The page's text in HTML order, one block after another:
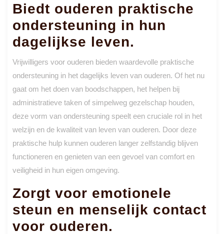
Biedt ouderen praktische
ondersteuning in hun
dagelijkse leven.
Vrijwilligers voor ouderen bieden waardevolle praktische
ondersteuning in het dagelijks leven van ouderen. Of het nu
gaat om het doen van boodschappen, het helpen bij
administratieve taken of simpelweg gezelschap houden,
deze vorm van ondersteuning speelt een cruciale rol in het
welzijn en de kwaliteit van leven van ouderen. Door deze
praktische hulp kunnen ouderen langer zelfstandig blijven
functioneren en genieten van een gevoel van comfort en
veiligheid in hun eigen omgeving.
Zorgt voor emotionele
steun en menselijk contact
voor ouderen.